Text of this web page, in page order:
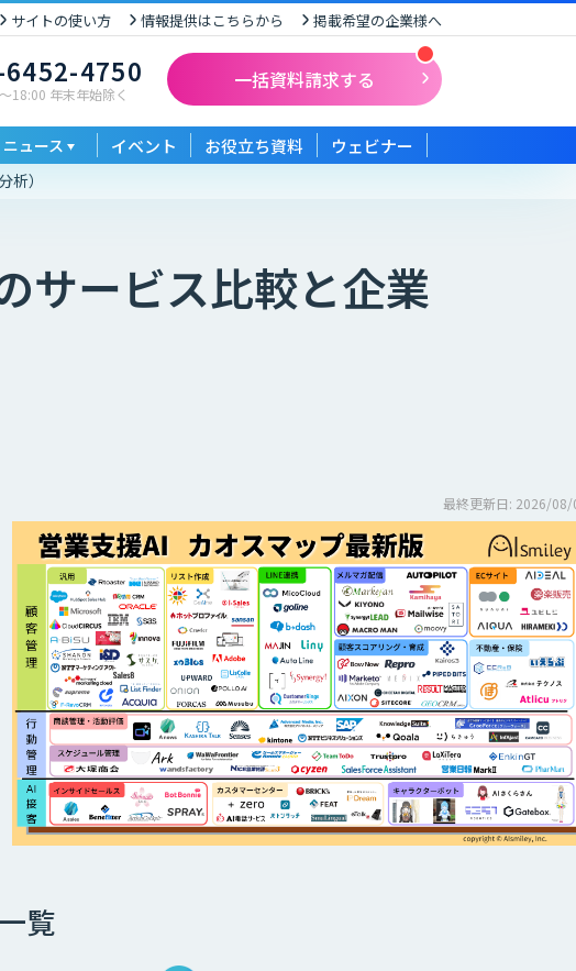
サイトの使い方 情報提供はこちらから 掲載希望の企業様へ
4750
18:00 年末年始除く
一括資料請求する
ニュース イベント お役立ち資料 ウェビナー
）
サービス比較と企業
最終更新日: 2026/08/
覧